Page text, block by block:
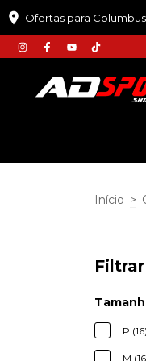
Ofertas para
:𝙋𝙍𝙄𝙈𝙀𝙄𝙍𝘼𝘾𝙊𝙈𝙋𝙍𝘼
Início >
P (16)
M